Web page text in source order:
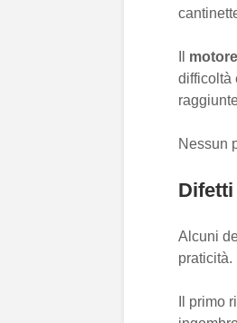
difficoltà
Nessun
Difetti
Alcuni
praticità.
Il primo